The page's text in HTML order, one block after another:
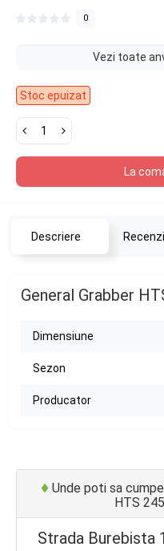
0
Vezi toate
Stoc epuizat
La
Descriere
General Grabber
Dimensiune
Sezon
Producator
♦ Unde poti sa
HTS
Strada Burebista